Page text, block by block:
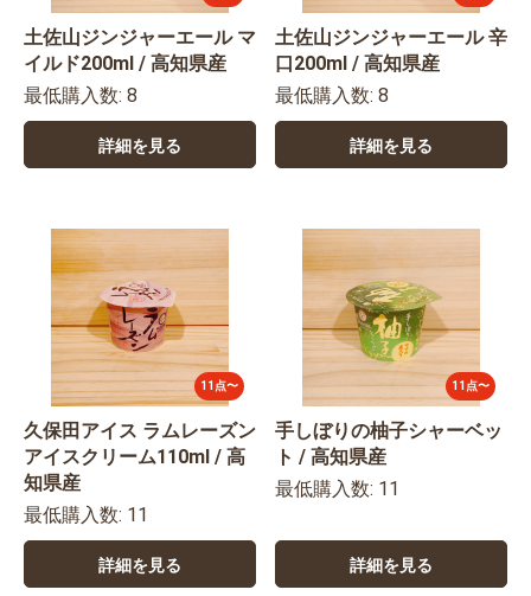
土佐山ジンジャーエール マ
イルド200ml / 高知県産
最低購入数: 8
詳細を見る
土佐山ジンジャーエール 辛
口200ml / 高知県産
最低購入数: 8
詳細を見る
11点〜
久保田アイス ラムレーズン
アイスクリーム110ml / 高
知県産
最低購入数: 11
詳細を見る
11点〜
手しぼりの柚子シャーベッ
ト / 高知県産
最低購入数: 11
詳細を見る